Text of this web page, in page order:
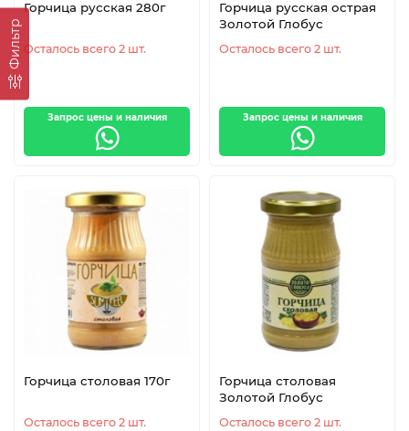
Фильтр
Морская капуста Абрикосы
Ежевика Горчица
Горчица русская 280г
Осталось всего 2 шт.
Запрос цены и наличия
Горчица русская острая
Золотой Глобус
Осталось всего 2 шт.
Запрос цены и наличия
Горчица столовая 170г
Осталось всего 2 шт.
Горчица столовая
Золотой Глобус
Осталось всего 2 шт.